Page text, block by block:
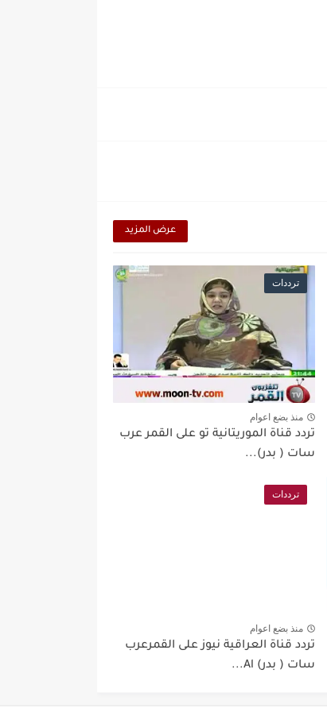
عرض المزيد
ترددات
منذ بضع اعوام
تردد قناة الموريتانية تو على القمر عرب
سات ( بدر)...
ترددات
منذ بضع اعوام
تردد قناة العراقية نيوز على القمرعرب
سات ( بدر) Al...